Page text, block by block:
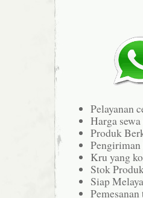
Pelayanan
Harga
Produk
Kru yang
Stok
Siap